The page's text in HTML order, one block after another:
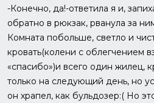
-Конечно, да!-ответила я и,
обратно в рюкзак, рванула за
Комната побольше, светло и
кровать(колени с облегчением
«спасибо»)и всего один жилец,
только на следующий день, но
он храпел, как бульдозер:( Но